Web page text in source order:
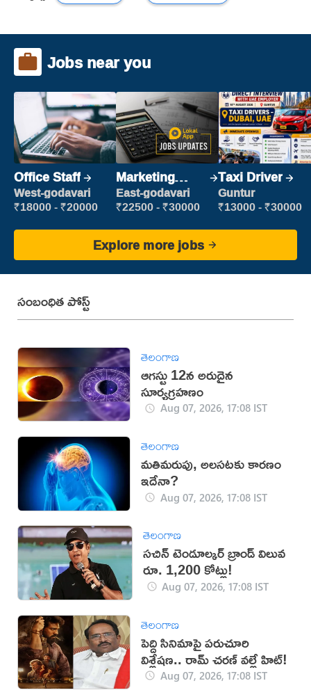
Jobs near you
Office Staff
West-godavari
₹18000 - ₹20000
Marketing
Executive
East-godavari
₹22500 - ₹30000
Taxi Driver
Guntur
₹13000 - ₹30000
Explore more jobs
సంబంధిత పోస్ట్
తెలంగాణ
ఆగస్టు 12న అరుదైన
సూర్యగ్రహణం
Aug 07, 2026, 17:08 IST
తెలంగాణ
మతిమరుపు, అలసటకు కారణం
ఇదేనా?
Aug 07, 2026, 17:08 IST
తెలంగాణ
సచిన్ టెండూల్కర్ బ్రాండ్ విలువ
రూ. 1,200 కోట్లు!
Aug 07, 2026, 17:08 IST
తెలంగాణ
పెద్ది సినిమాపై పరుచూరి
విశ్లేషణ.. రామ్ చరణ్ వల్లే హిట్!
Aug 07, 2026, 17:08 IST